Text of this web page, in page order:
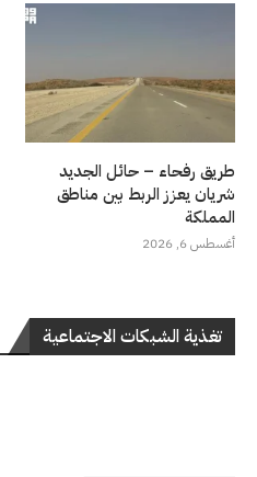
طريق رفحاء – حائل الجديد
شريان يعزز الربط بين مناطق
المملكة
أغسطس 6, 2026
تغذية الشبكات الاجتماعية